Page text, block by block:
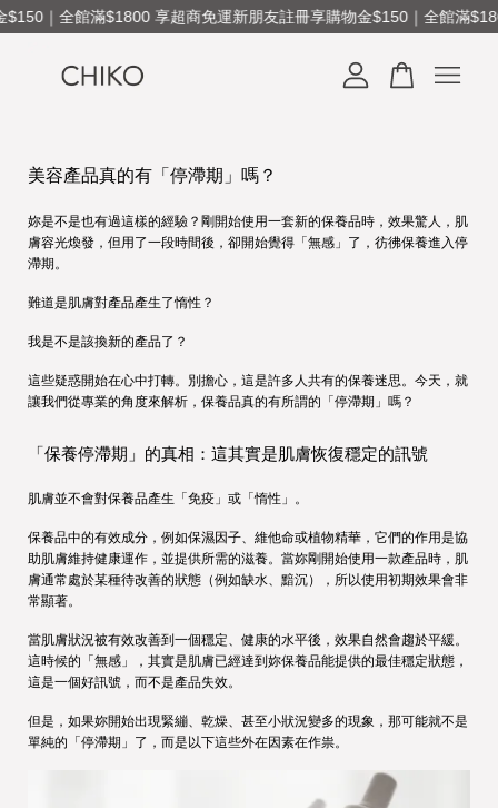
｜全館滿$1800 享超商免運新朋友註冊享購物金$150｜全館滿
美容產品真的有「停滯期」嗎？
妳是不是也有過這樣的經驗？剛開始使用一套新的保養品時，效果驚人，肌
膚容光煥發，但用了一段時間後，卻開始覺得「無感」了，彷彿保養進入停
滯期。
難道是肌膚對產品產生了惰性？
我是不是該換新的產品了？
這些疑惑開始在心中打轉。別擔心，這是許多人共有的保養迷思。今天，就
讓我們從專業的角度來解析，保養品真的有所謂的「停滯期」嗎？
「保養停滯期」的真相：這其實是肌膚恢復穩定的訊號
肌膚並不會對保養品產生「免疫」或「惰性」。
保養品中的有效成分，例如保濕因子、維他命或植物精華，它們的作用是協
助肌膚維持健康運作，並提供所需的滋養。當妳剛開始使用一款產品時，肌
膚通常處於某種待改善的狀態（例如缺水、黯沉），所以使用初期效果會非
常顯著。
當肌膚狀況被有效改善到一個穩定、健康的水平後，效果自然會趨於平緩。
這時候的「無感」，其實是肌膚已經達到妳保養品能提供的最佳穩定狀態，
這是一個好訊號，而不是產品失效。
但是，如果妳開始出現緊繃、乾燥、甚至小狀況變多的現象，那可能就不是
單純的「停滯期」了，而是以下這些外在因素在作祟。
繼續購物